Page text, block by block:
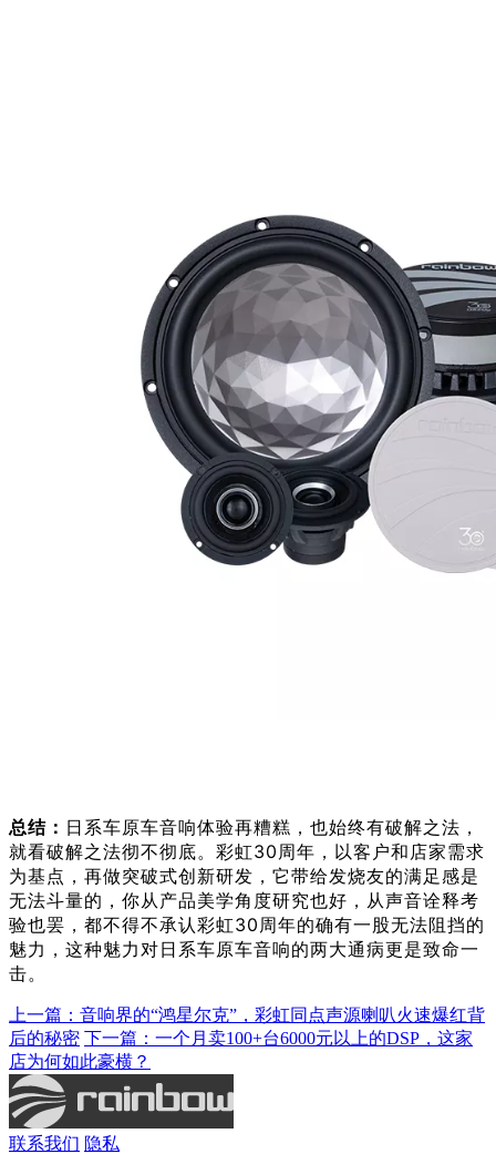
总结： 日系车原车音响体验再糟糕，也始终有破解之法，
就看破解之法彻不彻底。彩虹30周年，以客户和店家需求
为基点，再做突破式创新研发，它带给发烧友的满足感是
无法斗量的，你从产品美学角度研究也好，从声音诠释考
验也罢，都不得不承认彩虹30周年的确有一股无法阻挡的
魅力，这种魅力对日系车原车音响的两大通病更是致命一
击。
上一篇：音响界的“鸿星尔克”，彩虹同点声源喇叭火速爆红背
后的秘密 下一篇：一个月卖100+台6000元以上的DSP，这家
店为何如此豪横？
联系我们 隐私